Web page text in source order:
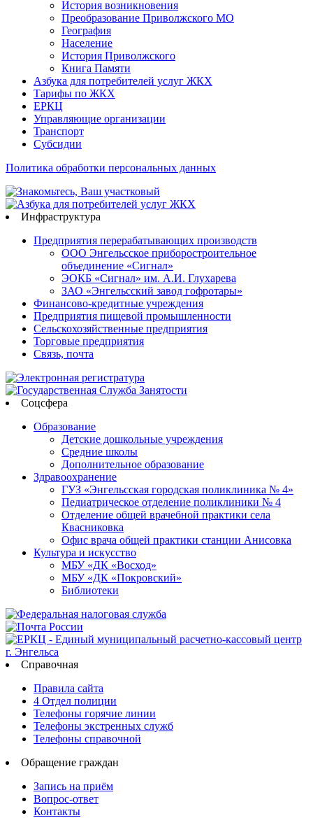
История возникновения
Преобразование Приволжского МО
География
Население
История Приволжского
Книга Памяти
Азбука для потребителей услуг ЖКХ
Тарифы по ЖКХ
ЕРКЦ
Управляющие организации
Транспорт
Субсидии
Политика обработки персональных данных
Инфраструктура
Предприятия перерабатывающих производств
ООО Энгельсское приборостроительное
объединение «Сигнал»
ЭОКБ «Сигнал» им. А.И. Глухарева
ЗАО «Энгельсский завод гофротары»
Финансово-кредитные учреждения
Предприятия пищевой промышленности
Сельскохозяйственные предприятия
Торговые предприятия
Связь, почта
Соцсфера
Образование
Детские дошкольные учреждения
Средние школы
Дополнительное образование
Здравоохранение
ГУЗ «Энгельсская городская поликлиника № 4»
Педиатрическое отделение поликлиники № 4
Отделение общей врачебной практики села
Квасниковка
Офис врача общей практики станции Анисовка
Культура и искусство
МБУ «ДК «Восход»
МБУ «ДК «Покровский»
Библиотеки
Справочная
Правила сайта
4 Отдел полиции
Телефоны горячие линии
Телефоны экстренных служб
Телефоны справочной
Обращение граждан
Запись на приём
Вопрос-ответ
Контакты